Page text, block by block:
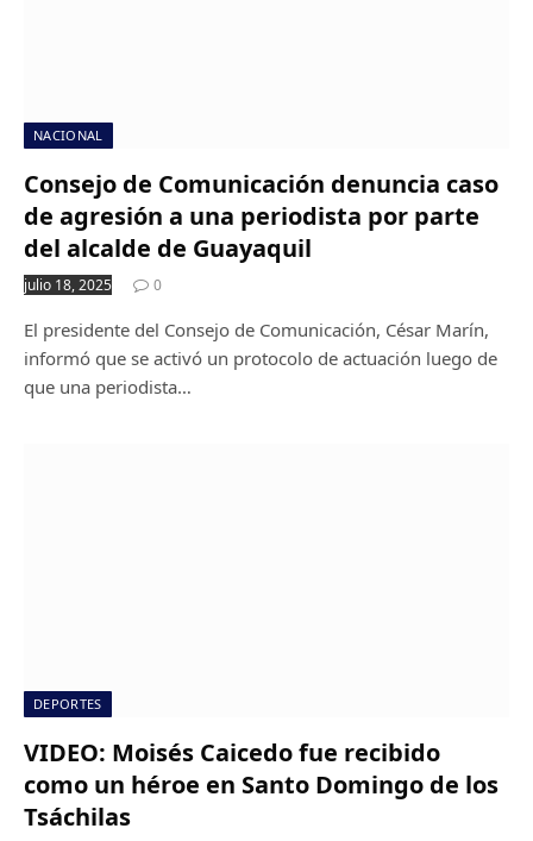
NACIONAL
Consejo de Comunicación denuncia caso
de agresión a una periodista por parte
del alcalde de Guayaquil
julio 18, 2025 0
El presidente del Consejo de Comunicación, César Marín,
informó que se activó un protocolo de actuación luego de
que una periodista…
DEPORTES
VIDEO: Moisés Caicedo fue recibido
como un héroe en Santo Domingo de los
Tsáchilas